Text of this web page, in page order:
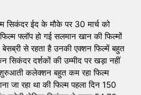
सिकंदर ईद के मौके पर 30 मार्च को
फ्लॉप हो गई सलमान खान की फिल्मों
बेसब्री से रहता है उनकी एक्शन फिल्में बहुत
सिकंदर दर्शकों की उम्मीद पर खड़ा नहीं
कलेक्शन बहुत कम रहा फिल्म
जा रहा था की फिल्म पहला दिन 150